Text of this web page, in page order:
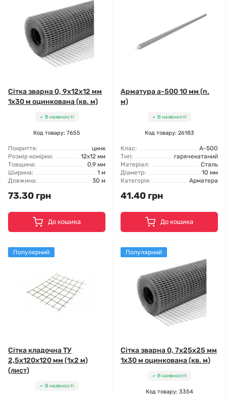
Сітка зварна 0, 9x12x12 мм
1x30 м оцинкована (кв. м)
В наявності
Код товару: 7655
Покриття:
цинк
Розмір комірки:
12x12 мм
Товщина:
0,9 мм
Ширина:
1 м
Довжина:
30 м
73.30 грн
До кошика
Арматура а-500 10 мм (п.
м)
В наявності
Код товару: 26183
Клас:
А-500
Тип:
гарячекатаний
Матеріал:
Сталь
Діаметр:
10 мм
Категорія:
Арматера
41.40 грн
До кошика
Популярний
Сітка кладочна ТУ
2,5x120x120 мм (1x2 м)
(лист)
В наявності
Популярний
Сітка зварна 0, 7x25x25 мм
1x30 м оцинкована (кв. м)
В наявності
Код товару: 3354